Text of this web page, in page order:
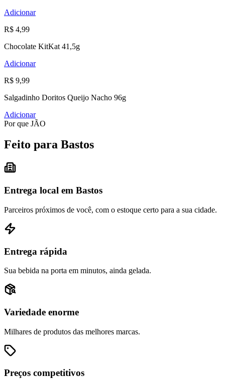
Adicionar
R$ 4,99
Chocolate KitKat 41,5g
Adicionar
R$ 9,99
Salgadinho Doritos Queijo Nacho 96g
Adicionar
Por que JÃO
Feito para Bastos
Entrega local em Bastos
Parceiros próximos de você, com o estoque certo para a sua cidade.
Entrega rápida
Sua bebida na porta em minutos, ainda gelada.
Variedade enorme
Milhares de produtos das melhores marcas.
Preços competitivos